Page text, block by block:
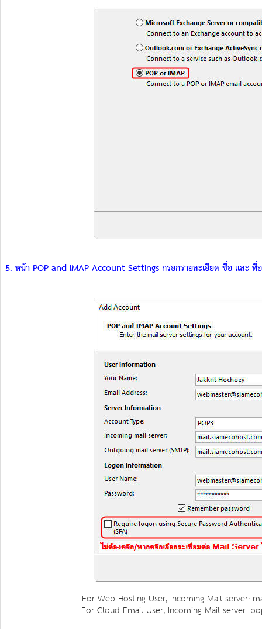
5. หน้า POP and IMAP Account Settings กรอกรายละเอียด ชื่อ และ
For Web Hosting User, Incoming Mail server:
For Cloud Email User, Incoming Mail server: